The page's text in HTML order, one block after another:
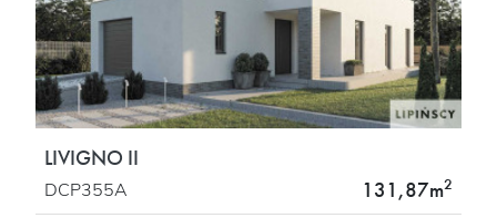
LIVIGNO II
DCP355A 131,87m2